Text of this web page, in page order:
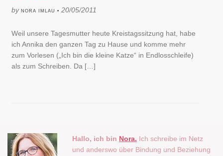
by NORA IMLAU •20/05/2011
Weil unsere Tagesmutter heute Kreistagssitzung hat, habe
ich Annika den ganzen Tag zu Hause und komme mehr
zum Vorlesen („Ich bin die kleine Katze“ in Endlosschleife)
als zum Schreiben. Da […]
Hallo, ich bin Nora. Ich schreibe im Netz
und anderswo über Bindung und Beziehung